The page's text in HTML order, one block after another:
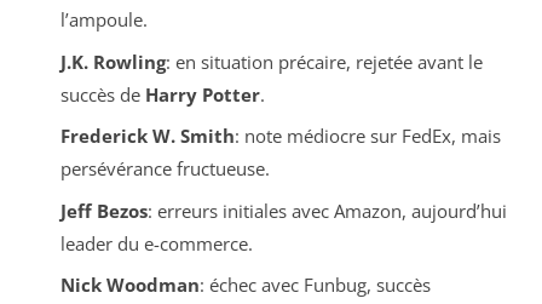
l’ampoule.
J.K. Rowling: en situation précaire, rejetée avant le
succès de Harry Potter.
Frederick W. Smith: note médiocre sur FedEx, mais
persévérance fructueuse.
Jeff Bezos: erreurs initiales avec Amazon, aujourd’hui
leader du e-commerce.
Nick Woodman: échec avec Funbug, succès